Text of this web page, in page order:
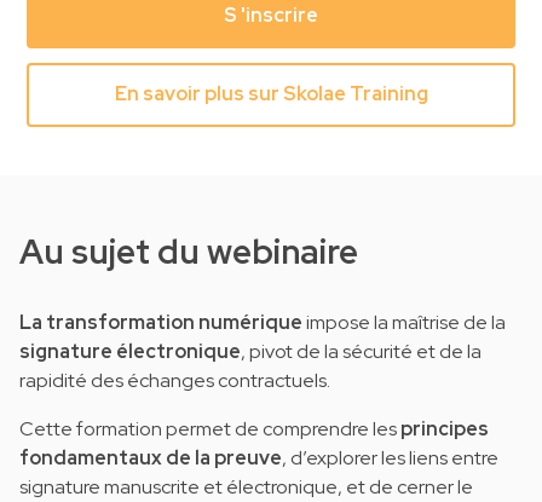
S 'inscrire
En savoir plus sur Skolae Training
Au sujet du webinaire
La transformation numériqueimpose la maîtrise de la
signature électronique, pivot de la sécurité et de la
rapidité des échanges contractuels.
Cette formation permet de comprendre lesprincipes
fondamentaux de la preuve, d’explorer les liens entre
signature manuscrite et électronique, et de cerner le